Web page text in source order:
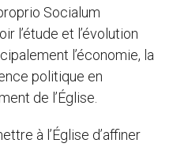
Socialum
l’étude et l’évolution
l’économie, la
politique en
de l’Église.
à l’Église d’affiner